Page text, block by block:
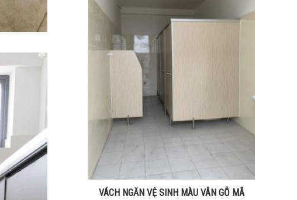
VÁCH NGĂN VỆ SINH MÀU VÂN GỖ MÃ